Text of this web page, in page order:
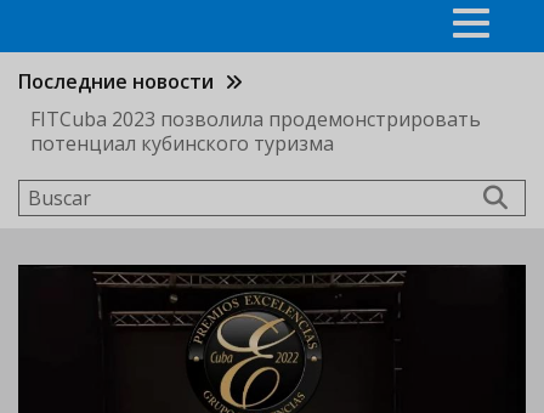
Последние новости
FITCuba 2023 позволила продемонстрировать
потенциал кубинского туризма
Buscar